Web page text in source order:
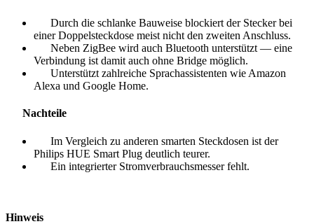
Durch die schlanke Bauweise blockiert der Stecker bei
einer Doppelsteckdose meist nicht den zweiten Anschluss.
Neben ZigBee wird auch Bluetooth unterstützt — eine
Verbindung ist damit auch ohne Bridge möglich.
Unterstützt zahlreiche Sprachassistenten wie Amazon
Alexa und Google Home.
Nachteile
Im Vergleich zu anderen smarten Steckdosen ist der
Philips HUE Smart Plug deutlich teurer.
Ein integrierter Stromverbrauchsmesser fehlt.
Hinweis